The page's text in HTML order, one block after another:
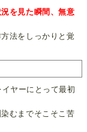
況を見た瞬間、無意
法をしっかりと覚
ヤーにとって最初
むまでそこそこ苦